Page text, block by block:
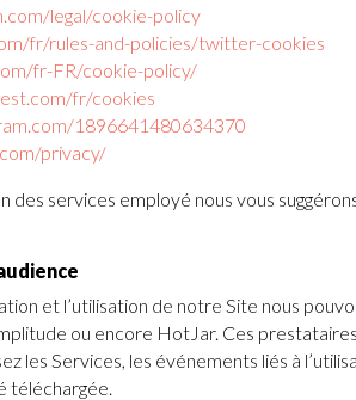
legal/cookie-policy
fr/rules-and-policies/twitter-cookies
fr-FR/cookie-policy/
fr/cookies
1896641480634370
privacy/
des services employé nous vous
et l’utilisation de notre Site nous
ou encore HotJar. Ces
les Services, les événements liés à
téléchargée.